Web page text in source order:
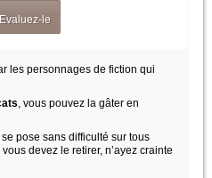
le
les personnages de fiction qui
, vous pouvez la gâter en
pose sans difficulté sur tous
devez le retirer, n’ayez crainte